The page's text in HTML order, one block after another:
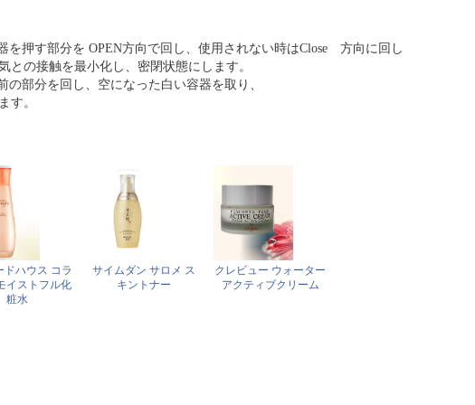
を押す部分を OPEN方向で回し、使用されない時はClose 方向に回し
との接触を最小化し、密閉状態にします。
部分を回し、空になった白い容器を取り、
す。
ドハウス コラ
イストフル化
粧水
サイムダン サロメ ス
キントナー
クレビュー ウォーター
アクティブクリーム